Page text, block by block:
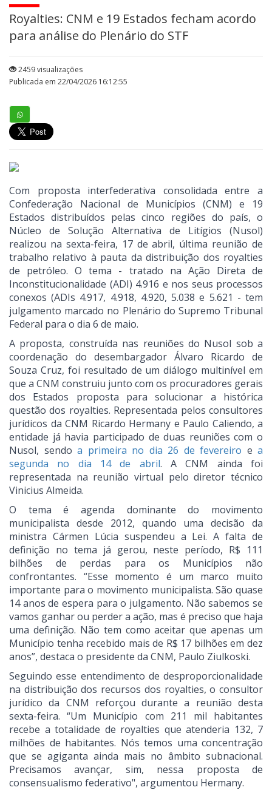
Royalties: CNM e 19 Estados fecham acordo
para análise do Plenário do STF
2459 visualizações
Publicada em 22/04/2026 16:12:55
Com proposta interfederativa consolidada entre a
Confederação Nacional de Municípios (CNM) e 19
Estados distribuídos pelas cinco regiões do país, o
Núcleo de Solução Alternativa de Litígios (Nusol)
realizou na sexta-feira, 17 de abril, última reunião de
trabalho relativo à pauta da distribuição dos royalties
de petróleo. O tema - tratado na Ação Direta de
Inconstitucionalidade (ADI) 4.916 e nos seus processos
conexos (ADIs 4.917, 4.918, 4.920, 5.038 e 5.621 - tem
julgamento marcado no Plenário do Supremo Tribunal
Federal para o dia 6 de maio.
A proposta, construída nas reuniões do Nusol sob a
coordenação do desembargador Álvaro Ricardo de
Souza Cruz, foi resultado de um diálogo multinível em
que a CNM construiu junto com os procuradores gerais
dos Estados proposta para solucionar a histórica
questão dos royalties. Representada pelos consultores
jurídicos da CNM Ricardo Hermany e Paulo Caliendo, a
entidade já havia participado de duas reuniões com o
Nusol, sendo a primeira no dia 26 de fevereiro e a
segunda no dia 14 de abril. A CNM ainda foi
representada na reunião virtual pelo diretor técnico
Vinicius Almeida.
O tema é agenda dominante do movimento
municipalista desde 2012, quando uma decisão da
ministra Cármen Lúcia suspendeu a Lei. A falta de
definição no tema já gerou, neste período, R$ 111
bilhões de perdas para os Municípios não
confrontantes. “Esse momento é um marco muito
importante para o movimento municipalista. São quase
14 anos de espera para o julgamento. Não sabemos se
vamos ganhar ou perder a ação, mas é preciso que haja
uma definição. Não tem como aceitar que apenas um
Município tenha recebido mais de R$ 17 bilhões em dez
anos”, destaca o presidente da CNM, Paulo Ziulkoski.
Seguindo esse entendimento de desproporcionalidade
na distribuição dos recursos dos royalties, o consultor
jurídico da CNM reforçou durante a reunião desta
sexta-feira. “Um Município com 211 mil habitantes
recebe a totalidade de royalties que atenderia 132, 7
milhões de habitantes. Nós temos uma concentração
que se agiganta ainda mais no âmbito subnacional.
Precisamos avançar, sim, nessa proposta de
consensualismo federativo", argumentou Hermany.